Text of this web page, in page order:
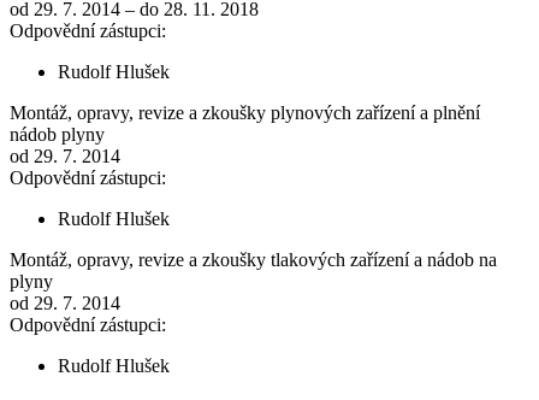
od 29. 7. 2014 – do 28. 11. 2018
Odpovědní zástupci:
Rudolf Hlušek
Montáž, opravy, revize a zkoušky plynových zařízení a plnění
nádob plyny
od 29. 7. 2014
Odpovědní zástupci:
Rudolf Hlušek
Montáž, opravy, revize a zkoušky tlakových zařízení a nádob na
plyny
od 29. 7. 2014
Odpovědní zástupci:
Rudolf Hlušek